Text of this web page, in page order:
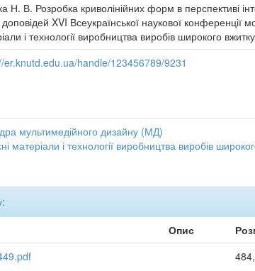
Н. В. Розробка криволінійних форм в перспективі
доповідей XVI Всеукраїнської наукової
і технології виробництва виробів широкого
er.knutd.edu.ua/handle/123456789/9231
мультимедійного дизайну (МД)
матеріали і технології виробництва виробів
Опис